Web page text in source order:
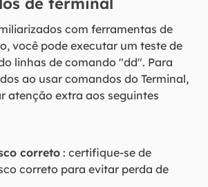
com ferramentas de
você pode executar um teste de
linhas de comando "dd". Para
ao usar comandos do Terminal,
atenção extra aos seguintes
correto: certifique-se de
correto para evitar perda de